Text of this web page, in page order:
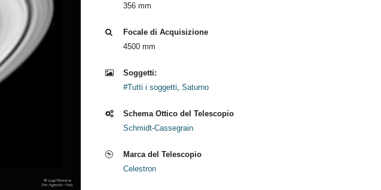
356 mm
Focale di Acquisizione
4500 mm
Soggetti:
#Tutti i soggetti, Saturno
Schema Ottico del Telescopio
Schmidt-Cassegrain
Marca del Telescopio
Celestron